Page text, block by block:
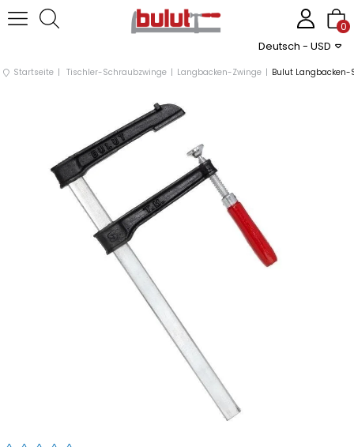
Deutsch - USD
0
Startseite Tischler-Schraubzwinge Langbacken-Zwinge Bulut